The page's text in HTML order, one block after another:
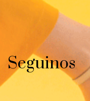
Seguinos